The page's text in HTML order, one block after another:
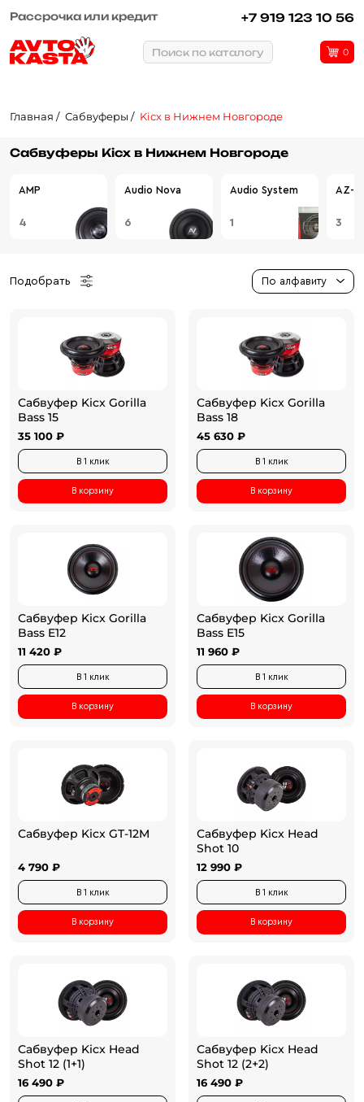
Рассрочка или кредит +7 919 123 10 56
Поиск по каталогу 0
Главная Сабвуферы Kicx в Нижнем Новгороде
Сабвуферы Kicx в Нижнем Новгороде
AMP
4
Audio Nova
6
Audio System
1
AZ-13
3
Подобрать По алфавиту
Сабвуфер Kicx Gorilla
Bass 15
35 100 ₽
В 1 клик
В корзину
Сабвуфер Kicx Gorilla
Bass 18
45 630 ₽
В 1 клик
В корзину
Сабвуфер Kicx Gorilla
Bass E12
11 420 ₽
В 1 клик
В корзину
Сабвуфер Kicx Gorilla
Bass E15
11 960 ₽
В 1 клик
В корзину
Сабвуфер Kicx GT-12M
4 790 ₽
В 1 клик
В корзину
Сабвуфер Kicx Head
Shot 10
12 990 ₽
В 1 клик
В корзину
Сабвуфер Kicx Head
Shot 12 (1+1)
16 490 ₽
Сабвуфер Kicx Head
Shot 12 (2+2)
16 490 ₽